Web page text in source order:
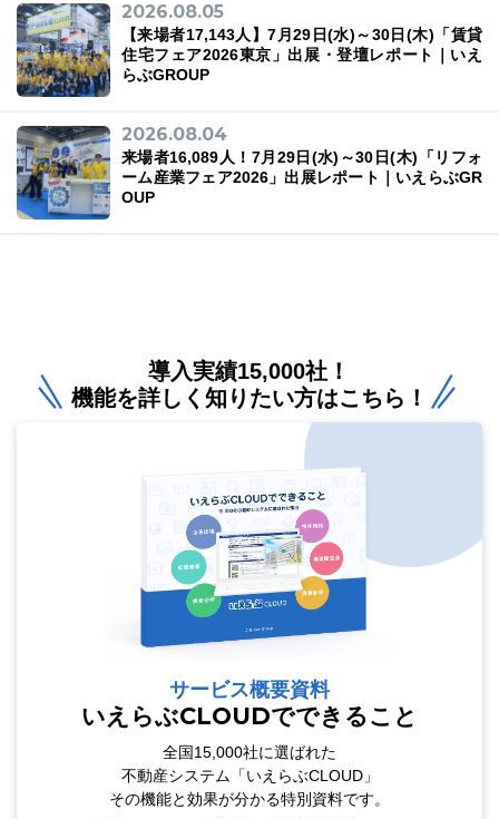
2026.08.05
【来場者17,143人】7月29日(水)～30日(木)「賃貸
住宅フェア2026東京」出展・登壇レポート｜いえ
らぶGROUP
2026.08.04
来場者16,089人！7月29日(水)～30日(木)「リフォ
ーム産業フェア2026」出展レポート｜いえらぶGR
OUP
導入実績15,000社！
機能を詳しく知りたい方はこちら！
サービス概要資料
いえらぶCLOUDでできること
全国15,000社に選ばれた
不動産システム「いえらぶCLOUD」
その機能と効果が分かる特別資料です。